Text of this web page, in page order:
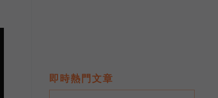
即時熱門文章